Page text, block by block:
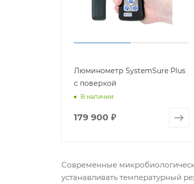
Люминометр SystemSure Plus
с поверкой
В наличии
179 900 ₽
Современные
устанавливать температурный